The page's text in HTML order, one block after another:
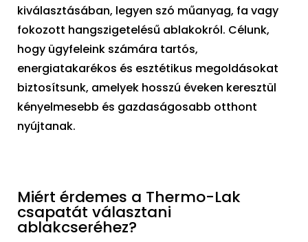
kiválasztásában, legyen szó műanyag, fa vagy
fokozott hangszigetelésű ablakokról. Célunk,
hogy ügyfeleink számára tartós,
energiatakarékos és esztétikus megoldásokat
biztosítsunk, amelyek hosszú éveken keresztül
kényelmesebb és gazdaságosabb otthont
nyújtanak.
Miért érdemes a Thermo-Lak
csapatát választani
ablakcseréhez?